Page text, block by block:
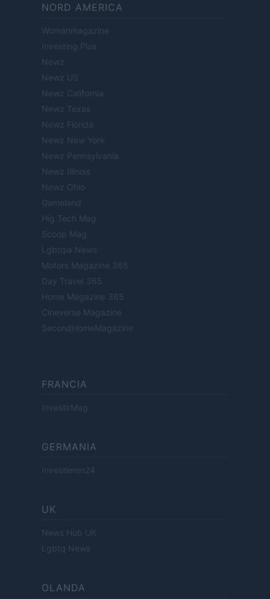
NORD AMERICA
Womanmagazine
Investing Plus
Newz
Newz US
Newz California
Newz Texas
Newz Florida
Newz New York
Newz Pennsylvania
Newz Illinois
Newz Ohio
Gameland
Hig Tech Mag
Scoop Mag
Lgbtqia News
Motors Magazine 365
Day Travel 365
Home Magazine 365
Cineverse Magazine
SecondHomeMagazine
FRANCIA
InvestirMag
GERMANIA
Investieren24
UK
News Hub UK
Lgbtq News
OLANDA